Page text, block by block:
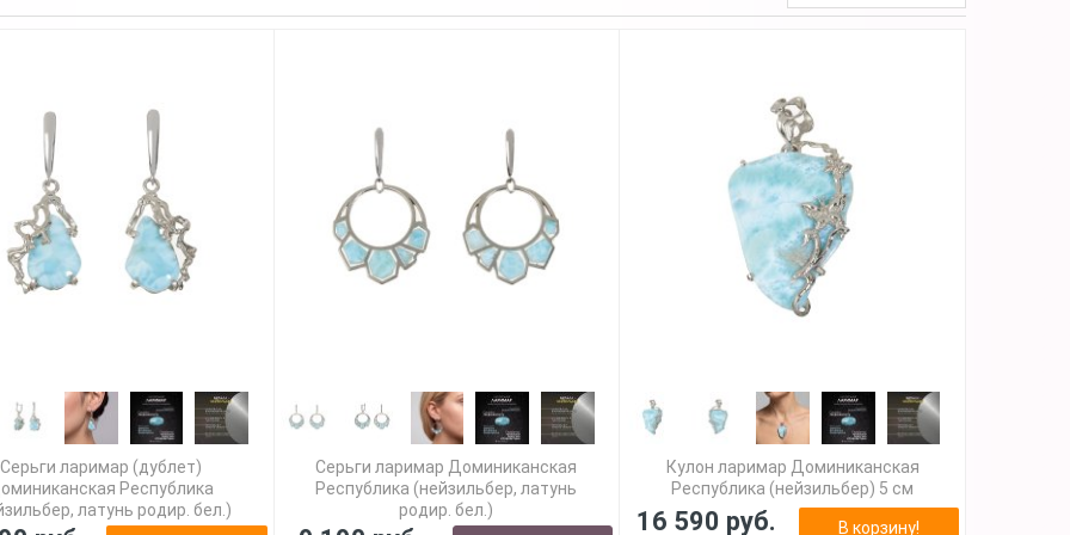
Серьги ларимар (дублет)
Республика
латунь родир. бел.)
Серьги ларимар Доминиканская
Республика (нейзильбер, латунь
родир. бел.)
Кулон ларимар Доминиканская
Республика (нейзильбер) 5 см
16 590 руб. В корзину!